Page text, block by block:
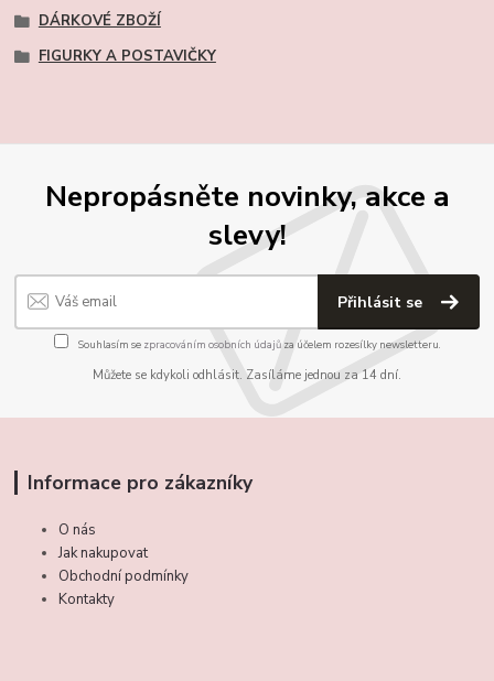
DÁRKOVÉ ZBOŽÍ
FIGURKY A POSTAVIČKY
Nepropásněte novinky, akce a
slevy!
Přihlásit se
Souhlasím se zpracováním osobních údajůza účelem rozesílky newsletteru.
Můžete se kdykoli odhlásit. Zasíláme jednou za 14 dní.
Informace pro zákazníky
O nás
Jak nakupovat
Obchodní podmínky
Kontakty